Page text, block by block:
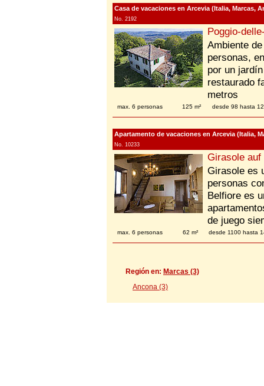
Casa de vacaciones en Arcevia (Italia, Marcas,
No. 2192
Poggio-
Ambiente
personas,
por un
restaurado
metros
max. 6 personas 125 m² desde 98 hasta
Apartamento de vacaciones en Arcevia (Italia,
No. 10233
Girasole auf
Girasole es
personas
Belfiore es
de juego
max. 6 personas 62 m² desde 1100 hasta
Región en: Marcas (3)
Ancona (3)